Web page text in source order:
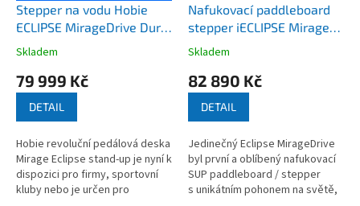
Stepper na vodu Hobie
ECLIPSE MirageDrive Dura
12.0
Průměrné
produktu
5
hvězdiček.
Skladem
79 999 Kč
DETAIL
Hobie revoluční pedálová deska
Mirage Eclipse stand-up je nyní k
dispozici pro firmy, sportovní
kluby nebo je určen pro
Nafukovací paddleboard
stepper iECLIPSE Mirage
GT nafukovací
Průměrné
produktu
5
hvězdiček.
Skladem
82 890 Kč
DETAIL
Jedinečný Eclipse MirageDrive
byl první a oblíbený nafukovací
SUP paddleboard / stepper
s unikátním pohonem na světě,